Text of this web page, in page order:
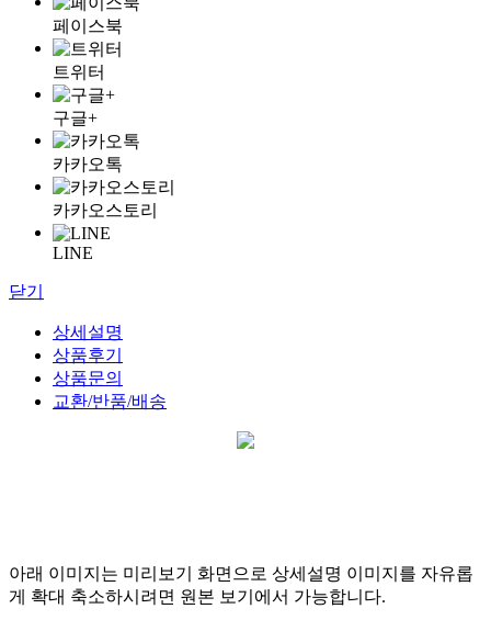
페이스북
트위터
구글+
카카오톡
카카오스토리
LINE
닫기
상세설명
상품후기
상품문의
교환/반품/배송
아래 이미지는 미리보기 화면으로 상세설명 이미지를 자유롭
게 확대 축소하시려면 원본 보기에서 가능합니다.